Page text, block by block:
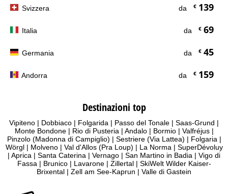
Svizzera da €139
Italia da €69
Germania da €45
Andorra da €159
Destinazioni top
Vipiteno | Dobbiaco | Folgarida | Passo del Tonale | Saas-Grund |
Monte Bondone| Rio di Pusteria | Andalo| Bormio| Valfréjus|
Pinzolo (Madonna di Campiglio) | Sestriere (Via Lattea) | Folgaria |
Wörgl| Molveno| Val d'Allos (Pra Loup) | La Norma | SuperDévoluy
| Aprica | Santa Caterina | Vernago | San Martino in Badia | Vigo di
Fassa | Brunico| Lavarone| Zillertal| SkiWelt Wilder Kaiser-
Brixental | Zell am See-Kaprun | Valle di Gastein